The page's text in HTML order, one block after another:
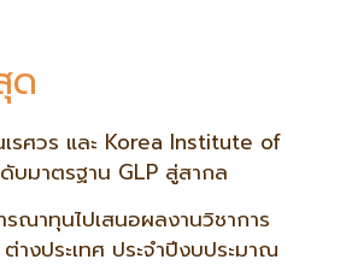
ด
รศวร และ Korea Institute of
บมาตรฐาน GLP สู่สากล
ณาทุนไปเสนอผลงานวิชาการ
างประเทศ ประจำปีงบประมาณ